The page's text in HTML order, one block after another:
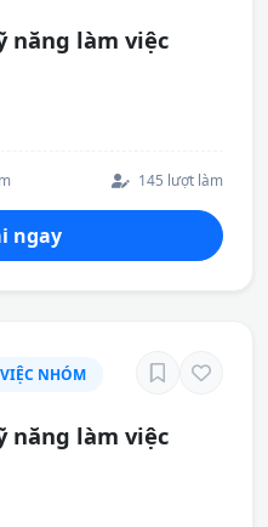
năng làm việc
145 lượt làm
ngay
NHÓM
năng làm việc